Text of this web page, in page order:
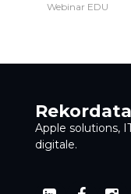
Webinar EDU
Rekordata
Apple solutions,
digitale.